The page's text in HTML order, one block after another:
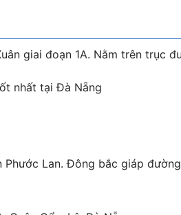
giai đoạn 1A. Nằm trên trục
nhất tại Đà Nẵng
Lan. Đông bắc giáp